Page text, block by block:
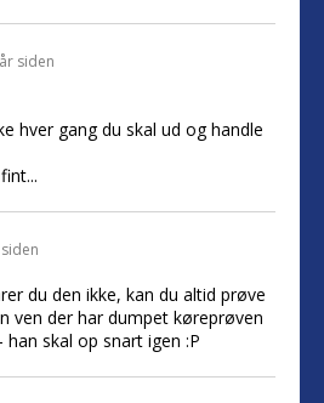
siden
hver gang du skal ud og handle
du den ikke, kan du altid prøve
ven der har dumpet køreprøven
skal op snart igen :P